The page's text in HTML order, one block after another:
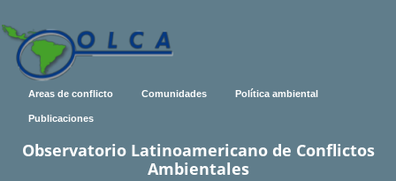
Areas de conflicto Comunidades Política ambiental
Publicaciones
Observatorio Latinoamericano de Conflictos
Ambientales